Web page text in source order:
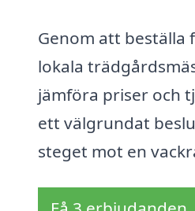
Genom att
lokala
jämföra priser och
ett välgrundat
steget mot en